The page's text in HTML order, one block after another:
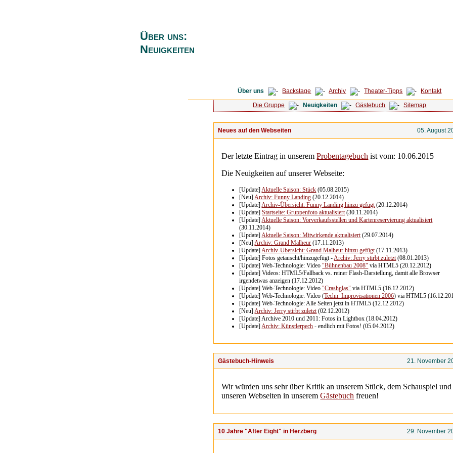
Über uns:
Neuigkeiten
Über uns Backstage Archiv Theater-Tipps
Kontakt
Die Gruppe
Neuigkeiten Gästebuch Sitemap
Neues auf den Webseiten 05. August
Der letzte Eintrag in unseremProbentagebuch ist vom: 10.06.2015
Die Neuigkeiten auf unserer Webseite:
[Update]Aktuelle Saison: Stück (05.08.2015)
[Neu]Archiv: Funny Landing (20.12.2014)
[Update]Archiv-Übersicht: Funny Landing hinzu gefügt(20.12.2014)
[Update]Startseite: Gruppenfoto aktualisiert(30.11.2014)
[Update]Aktuelle Saison: Vorverkaufsstellen und Kartenreservierung aktualisiert
(30.11.2014)
[Update]Aktuelle Saison: Mitwirkende aktualisiert(29.07.2014)
[Neu]Archiv: Grand Malheur (17.11.2013)
[Update]Archiv-Übersicht: Grand Malheur hinzu gefügt(17.11.2013)
[Update] Fotos getauscht/hinzugefügt -Archiv: Jerry stirbt zuletzt(08.01.2013)
[Update] Web-Technologie: Video"Bühnenbau 2008" via HTML5 (20.12.2012)
[Update] Videos: HTML5/Fallback vs. reiner Flash-Darstellung, damit alle Browser
irgendetwas anzeigen (17.12.2012)
[Update] Web-Technologie: Video"Crashglas" via HTML5 (16.12.2012)
[Update] Web-Technologie: Video (Techn. Improvisationen 2006) via HTML5
[Update] Web-Technologie: Alle Seiten jetzt in HTML5 (12.12.2012)
[Neu]Archiv: Jerry stirbt zuletzt(02.12.2012)
[Update] Archive 2010 und 2011: Fotos in Lightbox (18.04.2012)
[Update]Archiv: Künstlerpech - endlich mit Fotos! (05.04.2012)
Gästebuch-Hinweis 21. November
Wir würden uns sehr über Kritik an unserem Stück, dem Schauspiel und
unseren Webseiten in unseremGästebuch freuen!
10 Jahre "After Eight" in Herzberg 29. November